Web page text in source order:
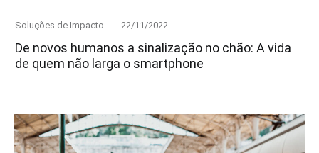
Category
Soluções de Impacto
Posted
22/11/2022
De novos humanos a sinalização no chão: A vida
de quem não larga o smartphone